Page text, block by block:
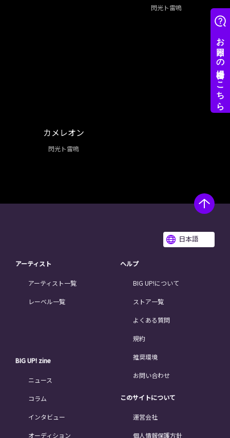
閃光ト雷鳴
カメレオン
閃光ト雷鳴
日本語
アーティスト
アーティスト一覧
レーベル一覧
BIG UP! zine
ニュース
コラム
インタビュー
オーディション
ヘルプ
BIG UP!について
ストア一覧
よくある質問
規約
推奨環境
お問い合わせ
このサイトについて
運営会社
個人情報保護方針